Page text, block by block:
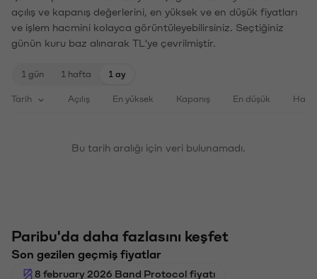
açılış ve kapanış değerlerini, en yüksek ve en düşük fiyatları
ve işlem hacmini kolayca görüntüleyebilirsiniz. Seçtiğiniz
günün kuru baz alınarak TL'ye çevrilmiştir.
1 gün 1 hafta 1 ay
Tarih Açılış En yüksek Kapanış En düşük
Bu tarih aralığı için veri bulunamadı.
Paribu'da daha fazlasını keşfet
Son gezilen geçmiş fiyatlar
8 february 2026 Band Protocol fiyatı